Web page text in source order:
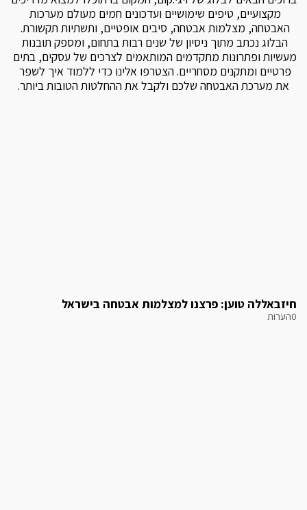
מקצועיים, טיפים שימושיים ועדכונים חמים מעולם מערכות
האבטחה, מצלמות אבטחה, סיבים אופטיים, ותשתיות תקשורת.
הבלוג נכתב מתוך ניסיון של שנים רבות בתחום, ומספק תובנות
מעשיות ופתרונות מתקדמים המותאמים לצרכים של עסקים, בתים
פרטיים ומתקנים מסחריים. הצטרפו אלינו כדי ללמוד איך לשפר
את מערכת האבטחה שלכם ולקבל את ההחלטות הטובות ביותר.
חיזבאללה טוען: פרצנו למצלמות אבטחה בישראל